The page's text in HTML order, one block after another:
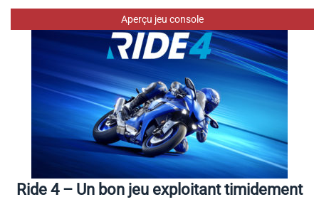
Aperçu jeu console
Ride 4 – Un bon jeu exploitant timidement